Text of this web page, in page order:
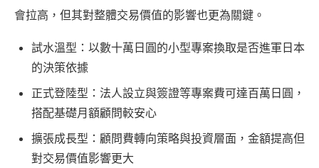
會拉高，但其對整體交易價值的影響也更為關鍵。
試水溫型：以數十萬日圓的小型專案換取是否進軍日本
的決策依據
正式登陸型：法人設立與簽證等專案費可達百萬日圓，
搭配基礎月額顧問較安心
擴張成長型：顧問費轉向策略與投資層面，金額提高但
對交易價值影響更大